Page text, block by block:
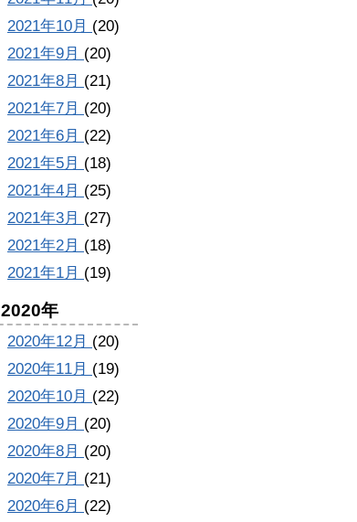
2021年10月 (20)
2021年9月 (20)
2021年8月 (21)
2021年7月 (20)
2021年6月 (22)
2021年5月 (18)
2021年4月 (25)
2021年3月 (27)
2021年2月 (18)
2021年1月 (19)
2020年
2020年12月 (20)
2020年11月 (19)
2020年10月 (22)
2020年9月 (20)
2020年8月 (20)
2020年7月 (21)
2020年6月 (22)